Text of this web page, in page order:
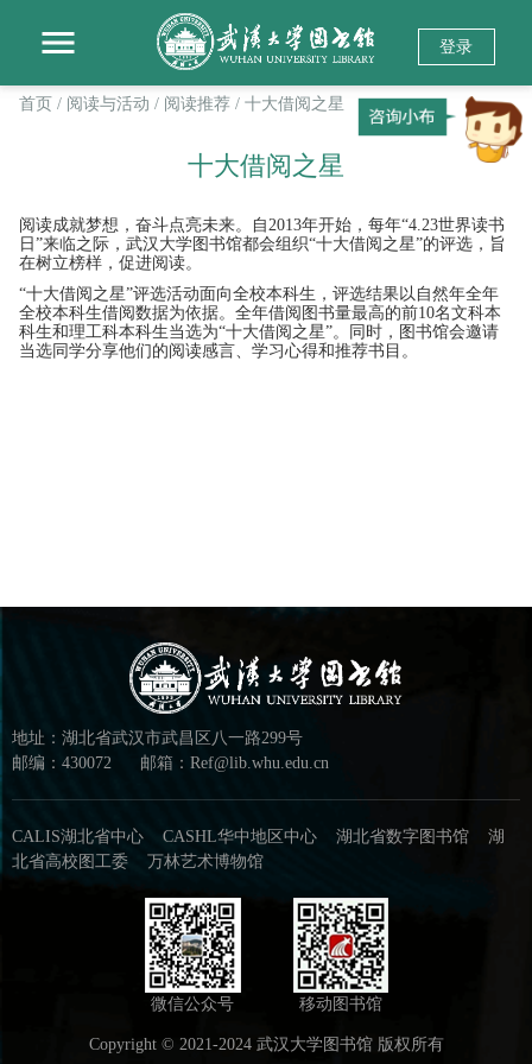
登录
首页/ 阅读与活动 / 阅读推荐 / 十大借阅之星
十大借阅之星
阅读成就梦想，奋斗点亮未来。自2013年开始，每年“4.23世界读书
日”来临之际，武汉大学图书馆都会组织“十大借阅之星”的评选，旨
在树立榜样，促进阅读。
“十大借阅之星”评选活动面向全校本科生，评选结果以自然年全年
全校本科生借阅数据为依据。全年借阅图书量最高的前10名文科本
科生和理工科本科生当选为“十大借阅之星”。同时，图书馆会邀请
当选同学分享他们的阅读感言、学习心得和推荐书目。
地址：湖北省武汉市武昌区八一路299号
邮编：430072
邮箱：Ref@lib.whu.edu.cn
CALIS湖北省中心 CASHL华中地区中心 湖北省数字图书馆
湖
北省高校图工委
万林艺术博物馆
微信公众号 移动图书馆
Copyright © 2021-2024 武汉大学图书馆 版权所有